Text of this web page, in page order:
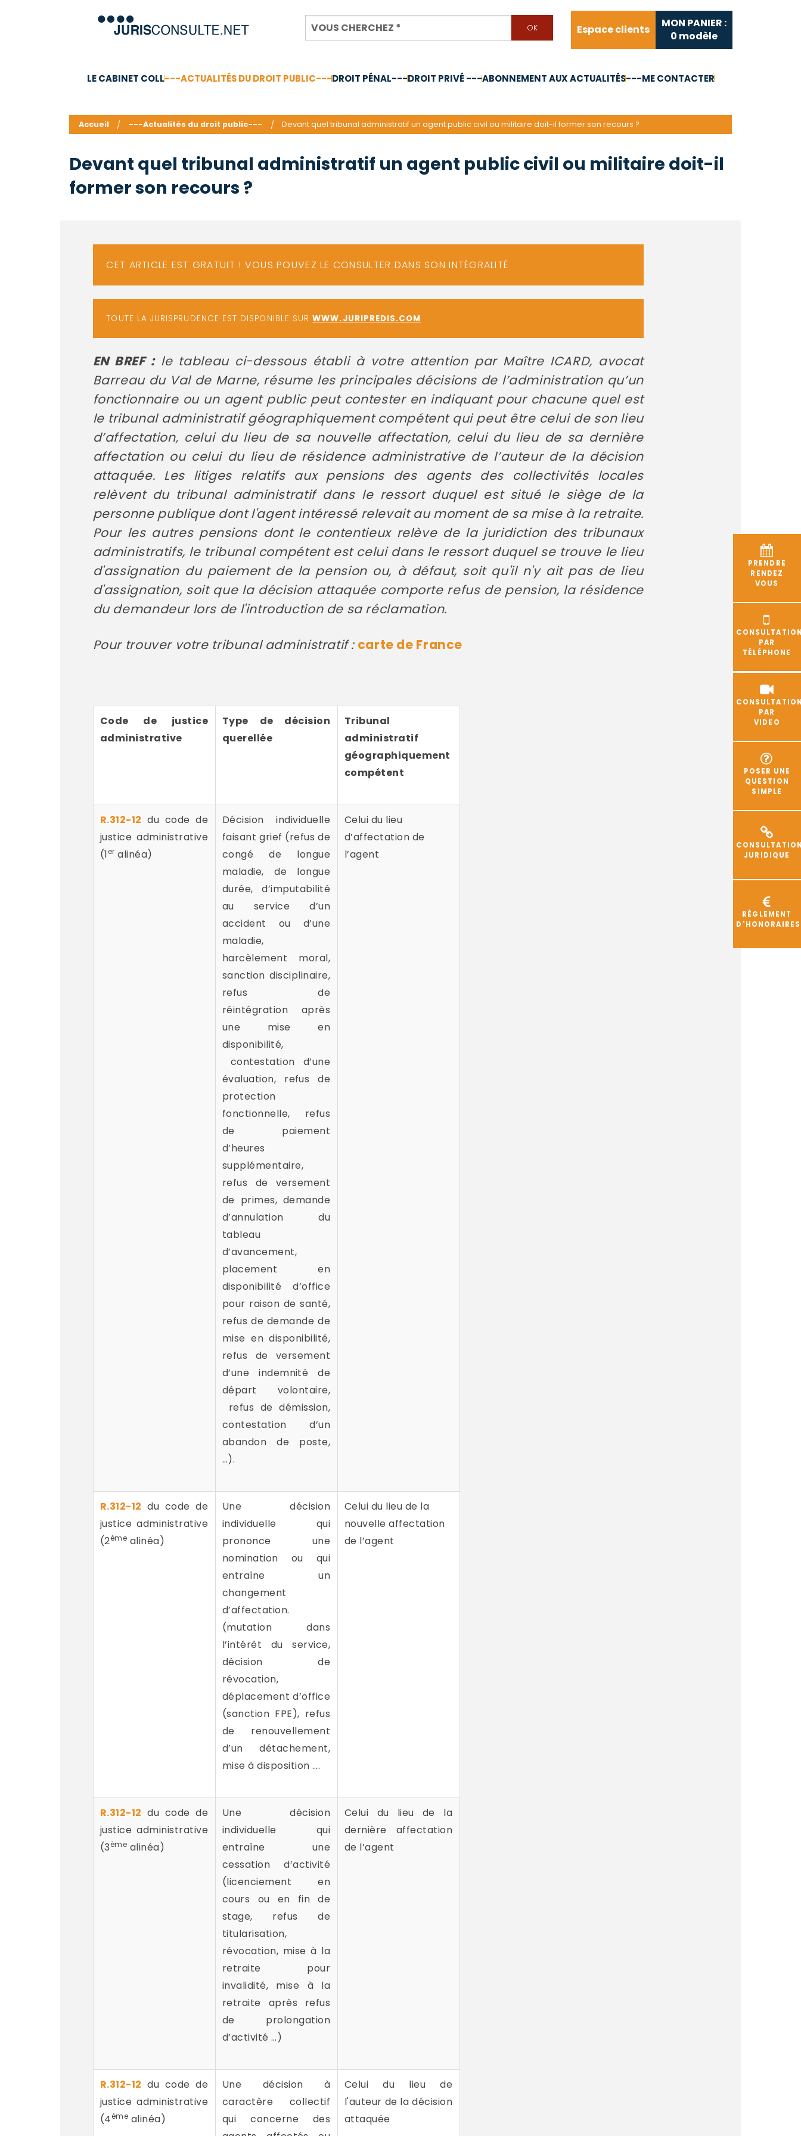
Espace clients
MON PANIER :
0 modèle
LE CABINET COLL---ACTUALITÉS DU DROIT PUBLIC---DROIT PÉNAL---DROIT PRIVÉ ---ABONNEMENT AUX ACTUALITÉS---ME CONTACTER
PRENDRE
RENDEZ
VOUS
PAR
TÉLÉPHONE
PAR
VIDEO
POSER UNE
QUESTION
SIMPLE
JURIDIQUE
RÈGLEMENT
D'HONORAIRES
Accueil ---Actualités du droit public--- Devant quel tribunal administratif un agent public civil ou militaire doit-il former son recours ?
Devant quel tribunal administratif un agent public civil ou militaire doit-il
former son recours ?
CET ARTICLE EST GRATUIT ! VOUS POUVEZ LE CONSULTER DANS SON INTÉGRALITÉ
TOUTE LA JURISPRUDENCE EST DISPONIBLE SURWWW.JURIPREDIS.COM
EN BREF :le tableau ci-dessous établi à votre attention par Maître ICARD, avocat
Barreau du Val de Marne, résume les principales décisions de l’administration qu’un
fonctionnaire ou un agent public peut contester en indiquant pour chacune quel est
le tribunal administratif géographiquement compétent qui peut être celui de son lieu
d’affectation, celui du lieu de sa nouvelle affectation, celui du lieu de sa dernière
affectation ou celui du lieu de résidence administrative de l’auteur de la décision
attaquée. Les litiges relatifs aux pensions des agents des collectivités locales
relèvent du tribunal administratif dans le ressort duquel est situé le siège de la
personne publique dont l'agent intéressé relevait au moment de sa mise à la retraite.
Pour les autres pensions dont le contentieux relève de la juridiction des tribunaux
administratifs, le tribunal compétent est celui dans le ressort duquel se trouve le lieu
d'assignation du paiement de la pension ou, à défaut, soit qu'il n'y ait pas de lieu
d'assignation, soit que la décision attaquée comporte refus de pension, la résidence
du demandeur lors de l'introduction de sa réclamation.
Pour trouver votre tribunal administratif : carte de France
Code de justice
administrative
Type de décision
querellée
Tribunal
administratif
géographiquement
compétent
R.312-12 du code de
justice administrative
(1er alinéa)
Décision individuelle
faisant grief (refus de
congé de longue
maladie, de longue
durée, d’imputabilité
au service d’un
accident ou d’une
maladie,
harcèlement moral,
sanction disciplinaire,
refus de
réintégration après
une mise en
disponibilité,
contestation d’une
évaluation, refus de
protection
fonctionnelle, refus
de paiement
d’heures
supplémentaire,
refus de versement
de primes, demande
d’annulation du
tableau
d’avancement,
placement en
disponibilité d’office
pour raison de santé,
refus de demande de
mise en disponibilité,
refus de versement
d’une indemnité de
départ volontaire,
refus de démission,
contestation d’un
abandon de poste,
…).
Celui du lieu
d’affectation de
l’agent
R.312-12 du code de
justice administrative
(2ème alinéa)
Une décision
individuelle qui
prononce une
nomination ou qui
entraîne un
changement
d’affectation.
(mutation dans
l’intérêt du service,
décision de
révocation,
déplacement d’office
(sanction FPE), refus
de renouvellement
d’un détachement,
mise à disposition ….
Celui du lieu de la
nouvelle affectation
de l’agent
R.312-12 du code de
justice administrative
(3ème alinéa)
Une décision
individuelle qui
entraîne une
cessation d’activité
(licenciement en
cours ou en fin de
stage, refus de
titularisation,
révocation, mise à la
retraite pour
invalidité, mise à la
retraite après refus
de prolongation
d’activité …)
Celui du lieu de la
dernière affectation
de l’agent
R.312-12 du code de
justice administrative
(4ème alinéa)
Une décision à
caractère collectif
qui concerne des
Celui du lieu de
l'auteur de la décision
attaquée